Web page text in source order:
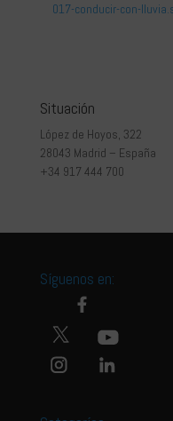
017-conducir-con-
Situación
López de Hoyos, 322
28043 Madrid – España
+34 917 444 700